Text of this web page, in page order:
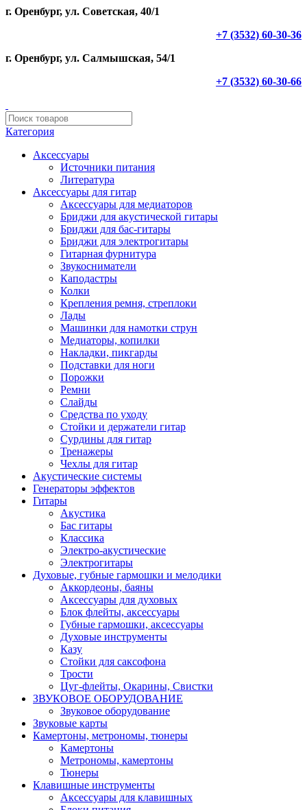
г. Оренбург, ул. Советская, 40/1
+7 (3532) 60-30-36
г. Оренбург, ул. Салмышская, 54/1
+7 (3532) 60-30-66
Категория
Аксессуары
Источники питания
Литература
Аксессуары для гитар
Аксессуары для медиаторов
Бриджи для акустической гитары
Бриджи для бас-гитары
Бриджи для электрогитары
Гитарная фурнитура
Звукосниматели
Каподастры
Колки
Крепления ремня, стреплоки
Лады
Машинки для намотки струн
Медиаторы, копилки
Накладки, пикгарды
Подставки для ноги
Порожки
Ремни
Слайды
Средства по уходу
Стойки и держатели гитар
Сурдины для гитар
Тренажеры
Чехлы для гитар
Акустические системы
Генераторы эффектов
Гитары
Акустика
Бас гитары
Классика
Электро-акустические
Электрогитары
Духовые, губные гармошки и мелодики
Аккордеоны, баяны
Аксессуары для духовых
Блок флейты, аксессуары
Губные гармошки, аксессуары
Духовые инструменты
Казу
Стойки для саксофона
Трости
Цуг-флейты, Окарины, Свистки
ЗВУКОВОЕ ОБОРУДОВАНИЕ
Звуковое оборудование
Звуковые карты
Камертоны, метрономы, тюнеры
Камертоны
Метрономы, камертоны
Тюнеры
Клавишные инструменты
Аксессуары для клавишных